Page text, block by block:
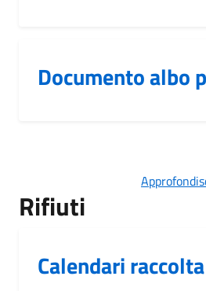
Documento albo
Rifiuti
Calendari